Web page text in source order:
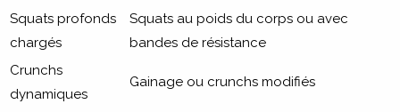
Squats profonds
chargés
Squats au poids du corps ou avec
bandes de résistance
Crunchs
dynamiques
Gainage ou crunchs modifiés